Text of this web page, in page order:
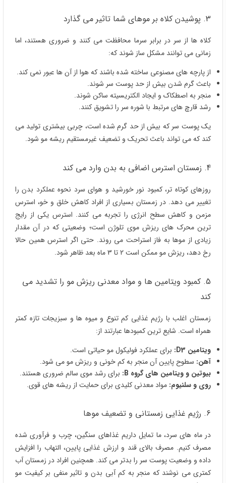
3. پوشیدن کلاه بر موهای شما تاثیر می گذارد
کلاه ها از سر در برابر سرما محافظت می کنند و ضروری هستند، اما
زمانی می توانند مشکل ساز شوند که:
از پارچه های مصنوعی ساخته شده باشند که هوا از آن ها عبور نمی کند.
باعث گرم شدن بیش از حد پوست سر شوند.
منجر به اصطکاک و ایجاد الکتریسیته ساکن شوند.
رشد قارچ های مرتبط با شوره سر را تشویق کنند.
یک پوست سر که بیش از حد گرم شده است، چربی بیشتری تولید می
کند که می تواند باعث تحریک و تضعیف غیرمستقیم ریشه مو شود.
4. زمستان استرس اضافی به بدن وارد می کند
روزهای کوتاه تر، کمبود نور خورشید و هوای سرد نحوه عملکرد بدن را
تغییر می دهد. در زمستان بسیاری از افراد کاهش خلق و خو، استرس
مزمن و کاهش سطح انرژی را تجربه می کنند. استرس یکی از رایج
ترین محرک های ریزش موی تلوژن است؛ وضعیتی که در آن مقدار
زیادی از موها به فاز استراحت می روند. حتی اگر استرس همین حالا
رخ دهد، ریزش مو ممکن است 2 تا 3 ماه بعد ظاهر شود.
5. کمبود ویتامین ها و مواد معدنی ریزش مو را تشدید می
کند
زمستان اغلب با رژیم غذایی کم تنوع و میوه ها و سبزیجات تازه کمتر
همراه است. شایع ترین کمبودها عبارتند از:
ویتامین D3:
برای عملکرد فولیکول مو حیاتی است.
آهن: سطوح پایین آن منجر به کم خونی و ریزش مو می شود.
بیوتین و ویتامین های گروه B:
برای رشد موی سالم ضروری هستند.
روی و سلنیوم: مواد معدنی کلیدی برای حمایت از ریشه های قوی.
6. رژیم غذایی زمستانی و تضعیف موها
در ماه های سرد، ما تمایل داریم غذاهای سنگین، چرب و فرآوری شده
مصرف کنیم. مصرف بالای قند و ارزش غذایی پایین، التهاب را افزایش
داده و وضعیت پوست سر را بدتر می کند. همچنین افراد در زمستان آب
کمتری می نوشند که منجر به کم آبی بدن و تاثیر منفی بر کیفیت مو